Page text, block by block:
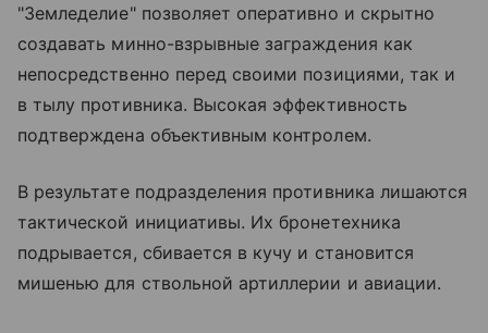
"Земледелие" позволяет оперативно и скрытно
создавать минно-взрывные заграждения как
непосредственно перед своими позициями, так и
в тылу противника. Высокая эффективность
подтверждена объективным контролем.
В результате подразделения противника лишаются
тактической инициативы. Их бронетехника
подрывается, сбивается в кучу и становится
мишенью для ствольной артиллерии и авиации.